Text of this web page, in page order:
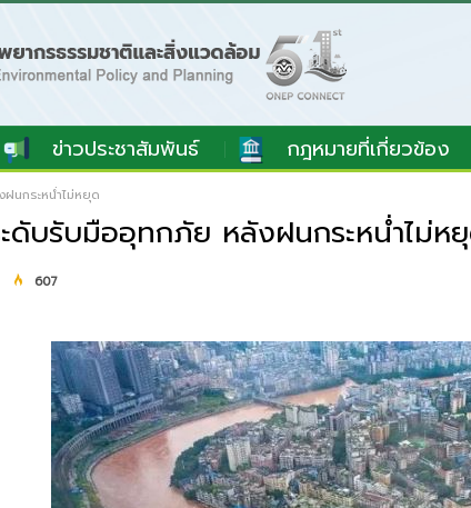
ข่าวประชาสัมพันธ์ กฎหมายที่เกี่ยวข้อง
นกระหน่ำไม่หยุด
บรับมืออุทกภัย หลังฝนกระหน่ำไม่ห
607